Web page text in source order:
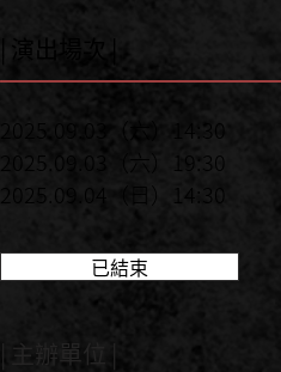
| 演出場次 |
2025.09.03（六）14:30
2025.09.03（六）19:30
2025.09.04（日）14:30
已結束
| 主辦單位 |